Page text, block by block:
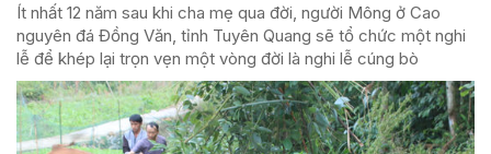
Ít nhất 12 năm sau khi cha mẹ qua đời, người Mông ở Cao
nguyên đá Đồng Văn, tỉnh Tuyên Quang sẽ tổ chức một nghi
lễ để khép lại trọn vẹn một vòng đời là nghi lễ cúng bò